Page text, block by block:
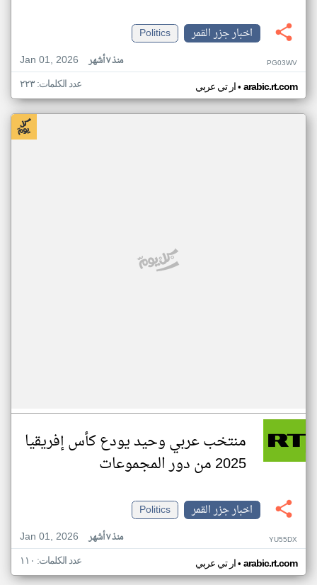
اخبار جزر القمر
Politics
Jan 01, 2026
منذ ٧ أشهر PG03WV
ار تي عربي• arabic.rt.com عدد الكلمات: ٢٢٣
منتخب عربي وحيد يودع كأس إفريقيا
2025 من دور المجموعات
اخبار جزر القمر
Politics
Jan 01, 2026
منذ ٧ أشهر YU55DX
ار تي عربي• arabic.rt.com عدد الكلمات: ١١٠